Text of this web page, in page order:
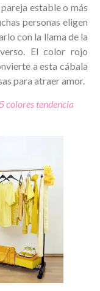
estable o más
personas eligen
con la llama de la
El color rojo
a esta cábala
para atraer amor.
colores tendencia